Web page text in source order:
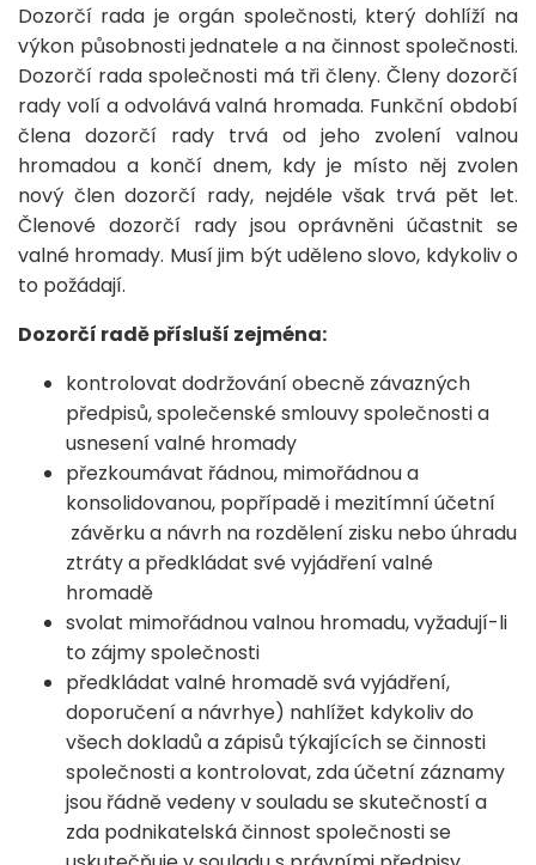
Dozorčí rada je orgán společnosti, který dohlíží na
výkon působnosti jednatele a na činnost společnosti.
Dozorčí rada společnosti má tři členy. Členy dozorčí
rady volí a odvolává valná hromada. Funkční období
člena dozorčí rady trvá od jeho zvolení valnou
hromadou a končí dnem, kdy je místo něj zvolen
nový člen dozorčí rady, nejdéle však trvá pět let.
Členové dozorčí rady jsou oprávněni účastnit se
valné hromady. Musí jim být uděleno slovo, kdykoliv o
to požádají.
Dozorčí radě přísluší zejména:
kontrolovat dodržování obecně závazných
předpisů, společenské smlouvy společnosti a
usnesení valné hromady
přezkoumávat řádnou, mimořádnou a
konsolidovanou, popřípadě i mezitímní účetní
závěrku a návrh na rozdělení zisku nebo úhradu
ztráty a předkládat své vyjádření valné
hromadě
svolat mimořádnou valnou hromadu, vyžadují-li
to zájmy společnosti
předkládat valné hromadě svá vyjádření,
doporučení a návrhye) nahlížet kdykoliv do
všech dokladů a zápisů týkajících se činnosti
společnosti a kontrolovat, zda účetní záznamy
jsou řádně vedeny v souladu se skutečností a
zda podnikatelská činnost společnosti se